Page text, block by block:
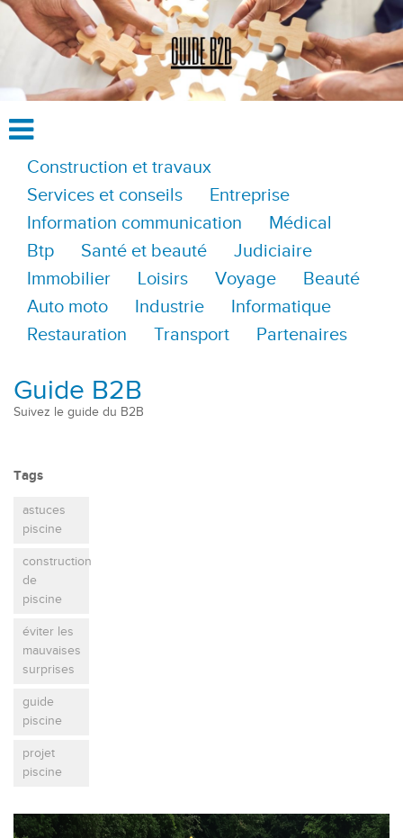
Construction et travaux
Services et conseils
Entreprise
Information communication
Médical
Btp
Santé et beauté
Judiciaire
Immobilier
Loisirs Voyage
Beauté
Auto moto
Industrie
Informatique
Restauration
Transport Partenaires
Guide B2B
Suivez le guide du B2B
Tags
astuces
piscine
construction
de
piscine
éviter les
mauvaises
surprises
guide
piscine
projet
piscine